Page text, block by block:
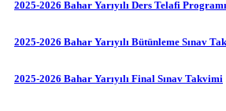
2025-2026 Bahar Yarıyılı Ders Telafi Programı
2025-2026 Bahar Yarıyılı Bütünleme Sınav
2025-2026 Bahar Yarıyılı Final Sınav Takvimi